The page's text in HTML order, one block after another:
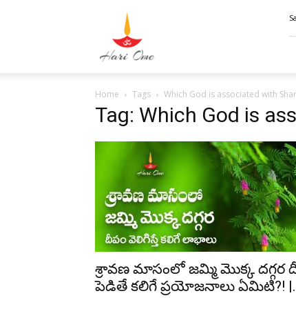
Home Tags Which God is associated with
Tag: Which God is
శ్రావణ మాసంలో జమ్మి మొక్క దగ్గర
పెడితే కలిగే ప్రయోజనాలు ఏమిటి?!